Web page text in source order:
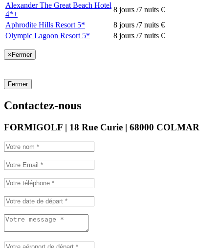
Alexander The Great Beach Hotel
4*+
8 jours /7 nuits €
Aphrodite Hills Resort 5*
8 jours /7 nuits €
Olympic Lagoon Resort 5*
8 jours /7 nuits €
×Fermer
Fermer
Contactez-nous
FORMIGOLF | 18 Rue Curie | 68000 COLMAR